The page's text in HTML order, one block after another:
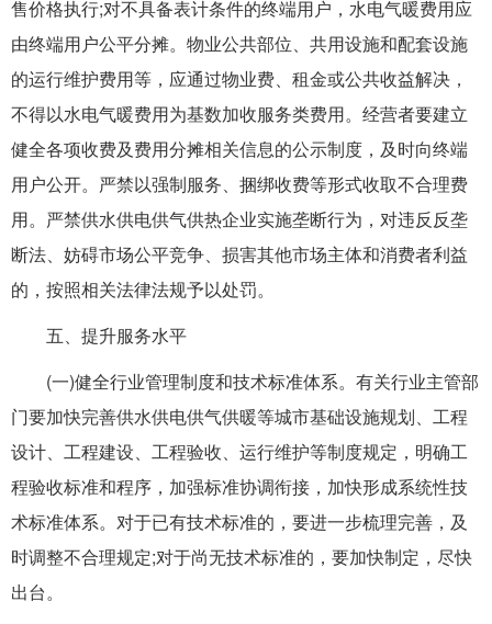
售价格执行;对不具备表计条件的终端用户，水电气暖费用应
由终端用户公平分摊。物业公共部位、共用设施和配套设施
的运行维护费用等，应通过物业费、租金或公共收益解决，
不得以水电气暖费用为基数加收服务类费用。经营者要建立
健全各项收费及费用分摊相关信息的公示制度，及时向终端
用户公开。严禁以强制服务、捆绑收费等形式收取不合理费
用。严禁供水供电供气供热企业实施垄断行为，对违反反垄
断法、妨碍市场公平竞争、损害其他市场主体和消费者利益
的，按照相关法律法规予以处罚。
五、提升服务水平
(一)健全行业管理制度和技术标准体系。有关行业主管部
门要加快完善供水供电供气供暖等城市基础设施规划、工程
设计、工程建设、工程验收、运行维护等制度规定，明确工
程验收标准和程序，加强标准协调衔接，加快形成系统性技
术标准体系。对于已有技术标准的，要进一步梳理完善，及
时调整不合理规定;对于尚无技术标准的，要加快制定，尽快
出台。